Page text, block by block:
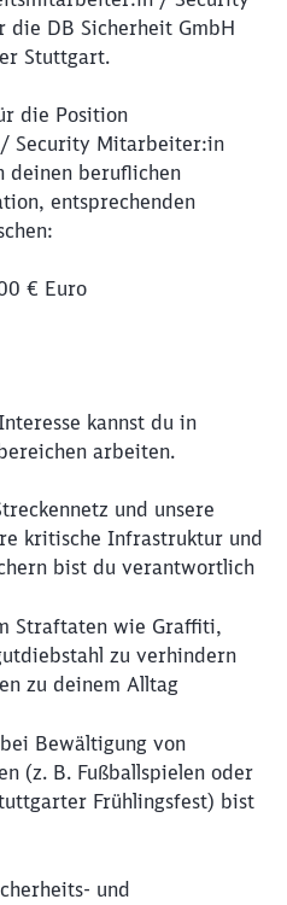
DB Sicherheit GmbH
Stuttgart.
die Position
Security Mitarbeiter:in
deinen beruflichen
entsprechenden
€ Euro
kannst du in
arbeiten.
und unsere
kritische Infrastruktur und
bist du verantwortlich
Straftaten wie Graffiti,
zu verhindern
zu deinem Alltag
Bewältigung von
(z. B. Fußballspielen oder
Frühlingsfest) bist
und